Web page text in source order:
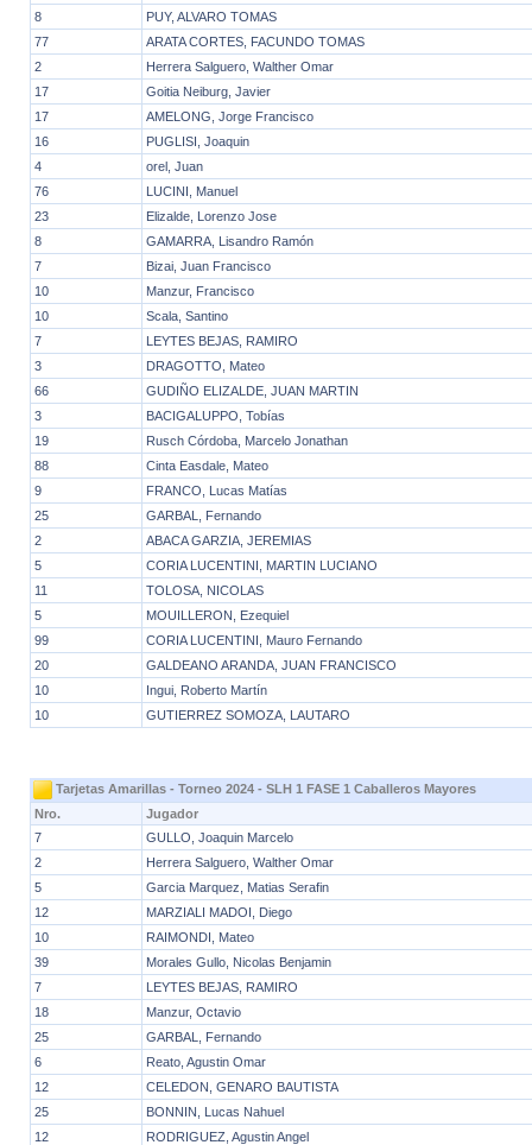
8
PUY, ALVARO TOMAS
77
ARATA CORTES, FACUNDO TOMAS
2
Herrera Salguero, Walther Omar
17
Goitia Neiburg, Javier
17
AMELONG, Jorge Francisco
16
PUGLISI, Joaquin
4
orel, Juan
76
LUCINI, Manuel
23
Elizalde, Lorenzo Jose
8
GAMARRA, Lisandro Ramón
7
Bizai, Juan Francisco
10
Manzur, Francisco
10
Scala, Santino
7
LEYTES BEJAS, RAMIRO
3
DRAGOTTO, Mateo
66
GUDIÑO ELIZALDE, JUAN MARTIN
3
BACIGALUPPO, Tobías
19
Rusch Córdoba, Marcelo Jonathan
88
Cinta Easdale, Mateo
9
FRANCO, Lucas Matías
25
GARBAL, Fernando
2
ABACA GARZIA, JEREMIAS
5
CORIA LUCENTINI, MARTIN LUCIANO
11
TOLOSA, NICOLAS
5
MOUILLERON, Ezequiel
99
CORIA LUCENTINI, Mauro Fernando
20
GALDEANO ARANDA, JUAN FRANCISCO
10
Ingui, Roberto Martín
10
GUTIERREZ SOMOZA, LAUTARO
Tarjetas Amarillas - Torneo 2024 - SLH 1 FASE 1 Caballeros Mayores
Nro.
Jugador
7
GULLO, Joaquin Marcelo
2
Herrera Salguero, Walther Omar
5
Garcia Marquez, Matias Serafin
12
MARZIALI MADOI, Diego
10
RAIMONDI, Mateo
39
Morales Gullo, Nicolas Benjamin
7
LEYTES BEJAS, RAMIRO
18
Manzur, Octavio
25
GARBAL, Fernando
6
Reato, Agustin Omar
12
CELEDON, GENARO BAUTISTA
25
BONNIN, Lucas Nahuel
12
RODRIGUEZ, Agustin Angel